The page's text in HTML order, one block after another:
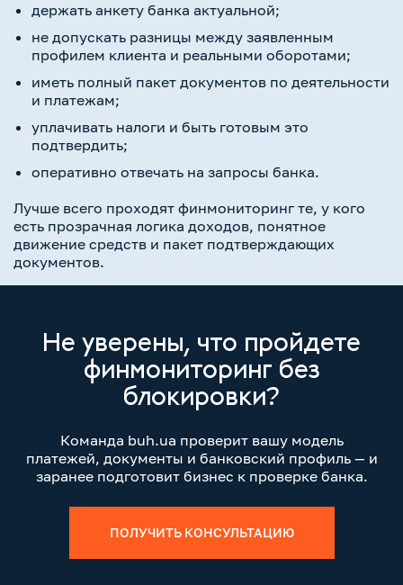
держать анкету банка актуальной;
не допускать разницы между заявленным
профилем клиента и реальными оборотами;
иметь полный пакет документов по деятельности
и платежам;
уплачивать налоги и быть готовым это
подтвердить;
оперативно отвечать на запросы банка.
Лучше всего проходят финмониторинг те, у кого
есть прозрачная логика доходов, понятное
движение средств и пакет подтверждающих
документов.
Не уверены, что пройдете
финмониторинг без
блокировки?
Команда buh.ua проверит вашу модель
платежей, документы и банковский профиль — и
заранее подготовит бизнес к проверке банка.
ПОЛУЧИТЬ КОНСУЛЬТАЦИЮ